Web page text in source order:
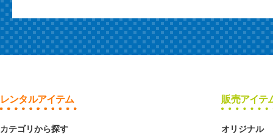
レンタルアイテム
カテゴリから探す
販売アイテ
オリジナル